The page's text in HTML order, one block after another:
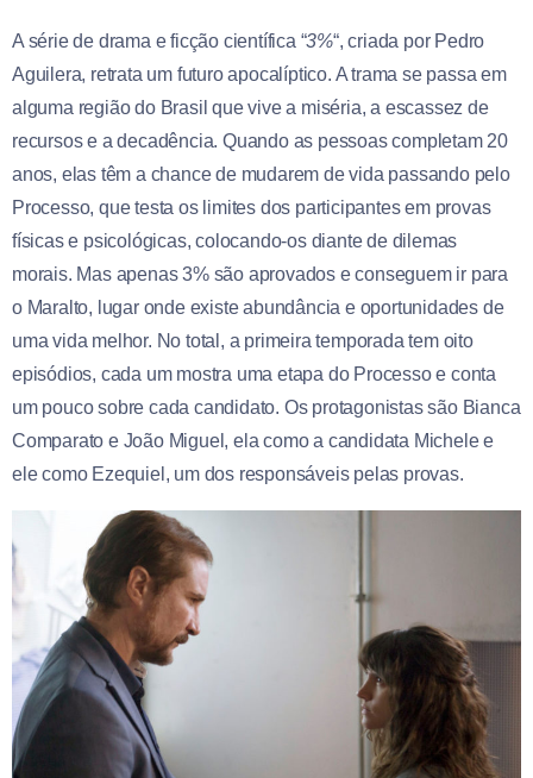
A série de drama e ficção científica “3%“, criada por Pedro
Aguilera, retrata um futuro apocalíptico. A trama se passa em
alguma região do Brasil que vive a miséria, a escassez de
recursos e a decadência. Quando as pessoas completam 20
anos, elas têm a chance de mudarem de vida passando pelo
Processo, que testa os limites dos participantes em provas
físicas e psicológicas, colocando-os diante de dilemas
morais. Mas apenas 3% são aprovados e conseguem ir para
o Maralto, lugar onde existe abundância e oportunidades de
uma vida melhor. No total, a primeira temporada tem oito
episódios, cada um mostra uma etapa do Processo e conta
um pouco sobre cada candidato. Os protagonistas são Bianca
Comparato e João Miguel, ela como a candidata Michele e
ele como Ezequiel, um dos responsáveis pelas provas.